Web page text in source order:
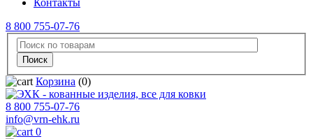
8 800 755-07-76
Корзина (0)
8 800 755-07-76
info@vrn-ehk.ru
0